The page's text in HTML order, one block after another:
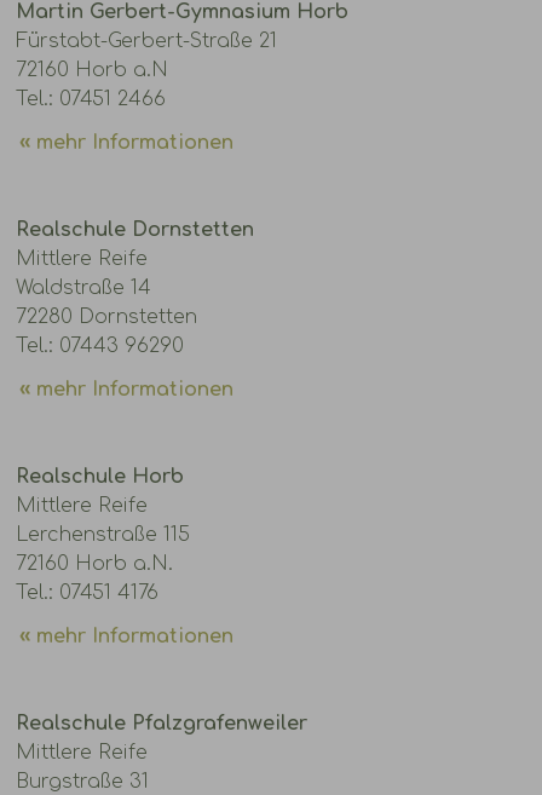
Martin Gerbert-Gymnasium Horb
Fürstabt-Gerbert-Straße 21
72160 Horb a.N
Tel.: 07451 2466
mehr Informationen
Realschule Dornstetten
Mittlere Reife
Waldstraße 14
72280 Dornstetten
Tel.: 07443 96290
mehr Informationen
Realschule Horb
Mittlere Reife
Lerchenstraße 115
72160 Horb a.N.
Tel.: 07451 4176
mehr Informationen
Realschule Pfalzgrafenweiler
Mittlere Reife
Burgstraße 31